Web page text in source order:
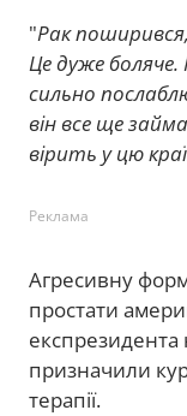
"Рак
Це дуже боляче.
сильно
він все ще
вірить у цю
Реклама
Агресивну
простати
експрезидента
призначили
терапії.